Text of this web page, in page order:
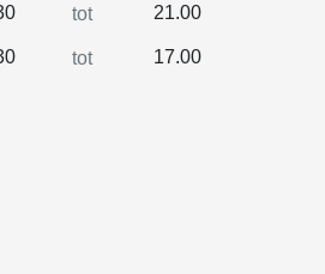
tot 21.00
tot 17.00